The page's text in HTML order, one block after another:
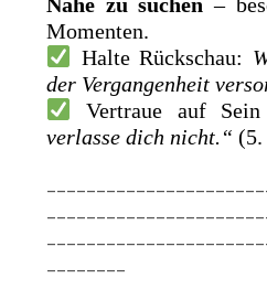
Momenten.
Halte Rückschau:
der Vergangenheit
Vertraue auf Sein
verlasse dich nicht.“ (5.